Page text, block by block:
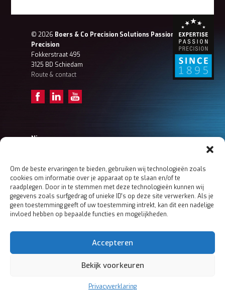
Om de beste ervaringen te bieden, gebruiken wij technologieën zoals
cookies om informatie over je apparaat op te slaan en/of te
raadplegen. Door in te stemmen met deze technologieën kunnen wij
gegevens zoals surfgedrag of unieke ID's op deze site verwerken. Als je
geen toestemming geeft of uw toestemming intrekt, kan dit een nadelige
invloed hebben op bepaalde functies en mogelijkheden.
Accepteren
Bekijk voorkeuren
Privacyverklaring
© 2026 Boers & Co Precision Solutions Passion for
Precision
Fokkerstraat 495
3125 BD Schiedam
Route & contact
Nieuws
Achter de schermen – Koen (Ordermanager)
Meer nieuws
Home